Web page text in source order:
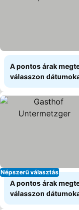
A pontos árak
válasszon
Népszerű választás
A pontos árak
válasszon